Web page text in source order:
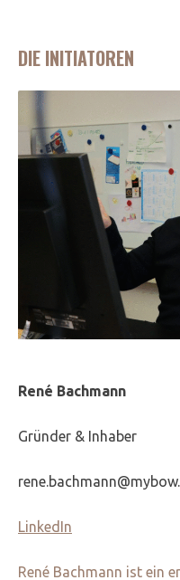
DIE INITIATOREN
René Bachmann
Gründer & Inhaber
LinkedIn
René Bachmann ist ein